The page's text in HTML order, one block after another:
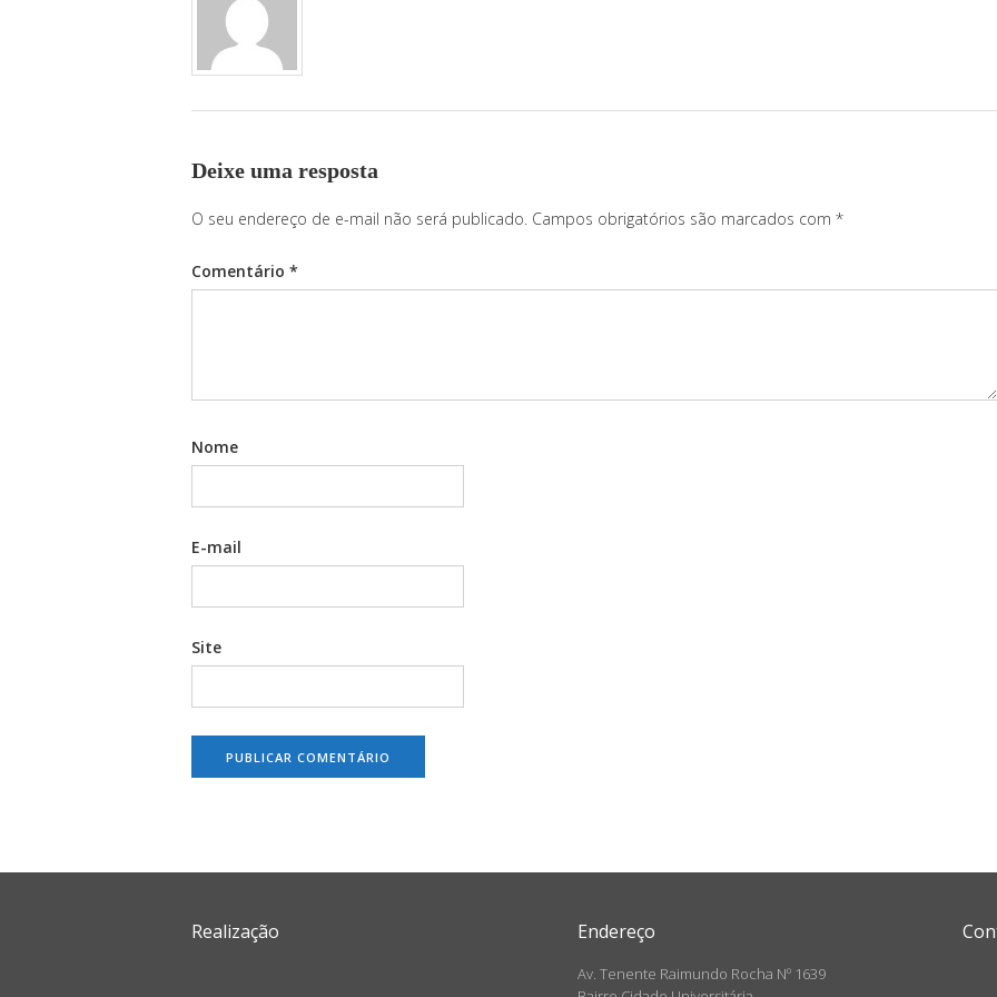
Deixe uma resposta
O seu endereço de e-mail não será publicado. Campos obrigatórios são marcados com *
Comentário *
Nome
E-mail
Site
Realização Endereço
Av. Tenente Raimundo Rocha Nº 1639